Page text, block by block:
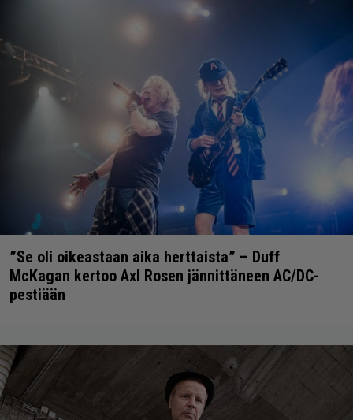
”Se oli oikeastaan aika herttaista” – Duff
McKagan kertoo Axl Rosen jännittäneen AC/DC-
pestiään